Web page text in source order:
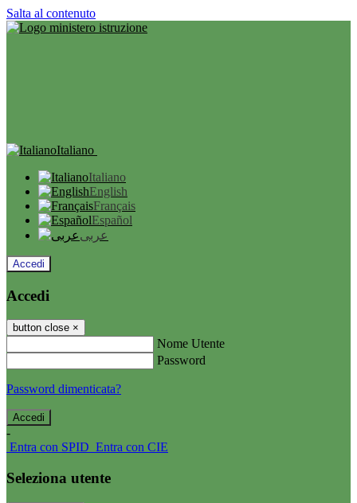
Salta al contenuto
Italiano
Italiano
English
Français
Español
عربى
Accedi
Accedi
button close ×
Nome Utente
Password
Password dimenticata?
-
Entra con SPID Entra con CIE
Seleziona utente